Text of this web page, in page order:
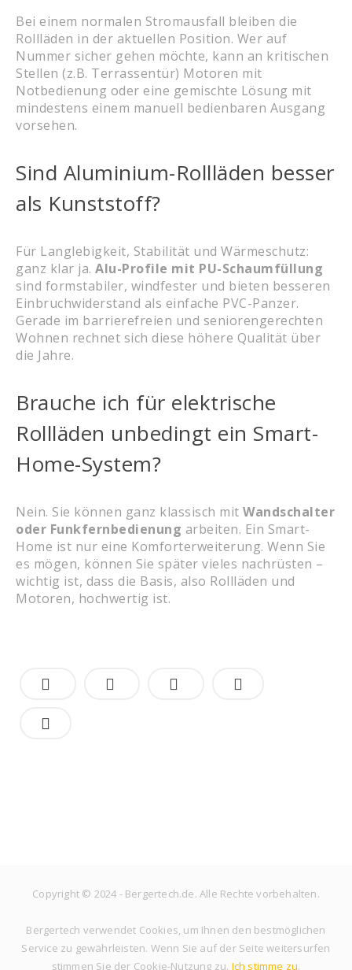
Bei einem normalen Stromausfall bleiben die
Rollläden in der aktuellen Position. Wer auf
Nummer sicher gehen möchte, kann an kritischen
Stellen (z.B. Terrassentür) Motoren mit
Notbedienung oder eine gemischte Lösung mit
mindestens einem manuell bedienbaren Ausgang
vorsehen.
Sind Aluminium-Rollläden besser
als Kunststoff?
Für Langlebigkeit, Stabilität und Wärmeschutz:
ganz klar ja. Alu-Profile mit PU-Schaumfüllung
sind formstabiler, windfester und bieten besseren
Einbruchwiderstand als einfache PVC-Panzer.
Gerade im barrierefreien und seniorengerechten
Wohnen rechnet sich diese höhere Qualität über
die Jahre.
Brauche ich für elektrische
Rollläden unbedingt ein Smart-
Home-System?
Nein. Sie können ganz klassisch mit Wandschalter
oder Funkfernbedienung arbeiten. Ein Smart-
Home ist nur eine Komforterweiterung. Wenn Sie
es mögen, können Sie später vieles nachrüsten –
wichtig ist, dass die Basis, also Rollläden und
Motoren, hochwertig ist.
Copyright © 2024 - Bergertech.de. Alle Rechte vorbehalten.
Bergertech verwendet Cookies, um Ihnen den bestmöglichen
Service zu gewährleisten. Wenn Sie auf der Seite weitersurfen
stimmen Sie der Cookie-Nutzung zu. Ich stimme zu.